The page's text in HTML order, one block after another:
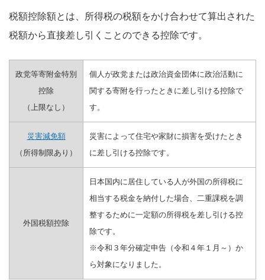
税額控除額とは、所得税の税額をかけ合わせて算出された
税額から直接差し引くことのできる控除です。
政党等寄附金特別
控除
（上限なし）
個人が政党または政治資金団体に政治活動に
関する寄附を行ったときに差し引ける控除で
す。
災害減免額
（所得制限あり）
災害によって住宅や家財に損害を受けたとき
に差し引ける控除です。
外国税額控除
日本国内に居住している人が外国の所得税に
相当する税金を納付した場合、二重課税を調
整するために一定額の所得税を差し引ける控
除です。
※令和３年分確定申告（令和４年１月～）か
ら対象になりました。